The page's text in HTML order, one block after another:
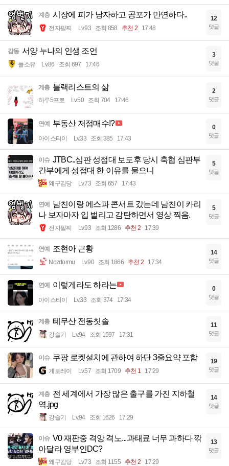
계층 시장에 피가 낭자하고 공포가 만연하다..
전자팔찌 Lv.93 조회 858 추천 2 17:48
12
댓글
감동 서양 누나의 인생 조언
풀소유 Lv.86 조회 697 17:46
3
댓글
계층 블랙리스트의 삶
하루5프로 Lv.50 조회 704 17:46
2
댓글
연예 부동산 저점매수!?
아이스티이 Lv.33 조회 385 17:43
0
댓글
이슈 JTBC..심판 성접대 보도후 당시 축협 심판부
간부에게 성접대 한 이유를 물으니
왜구김당 Lv.73 조회 657 17:43
5
댓글
연예 남친이랑 에스파 콘서트 갔는데 남친이 카리
나 보자마자 입 벌리고 감탄하면서 영상 찍음.
전자팔찌 Lv.93 조회 1286 추천 2 17:39
5
댓글
연예 조현아 근황
Nozdormu Lv.90 조회 1866 추천 2 17:34
14
댓글
연예 이렇게라도 하라는
아이스티이 Lv.33 조회 374 17:34
0
댓글
계층 테무산 전동칫솔
강슬기 Lv.94 조회 1597 17:31
11
댓글
이슈 쿠팡 로켓설치에 관하여 하단 3줄요약 포함
게토레이 Lv.57 조회 1709 추천 1 17:29
19
댓글
계층 전 세계에서 가장 많은 출구를 가진 지하철
역.jpg
강슬기 Lv.94 조회 1626 17:29
14
댓글
이슈 V0 재판중 격앙 격노...과태료 너무 과하다 깎
아달라 영부인DC?
왜구김당 Lv.73 조회 1155 추천 2 17:29
13
댓글